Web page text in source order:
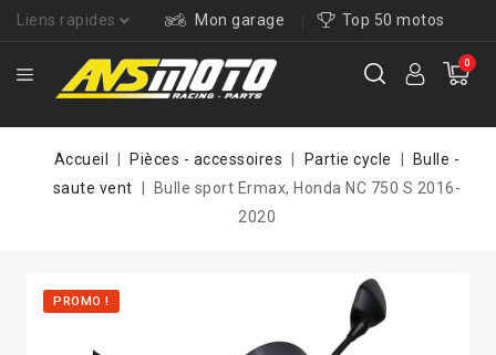
Liens rapides Mon garage Top 50 motos
0
Accueil Pièces - accessoires Partie cycle
Bulle -
saute vent
Bulle sport Ermax, Honda NC 750 S 2016-
2020
PROMO !